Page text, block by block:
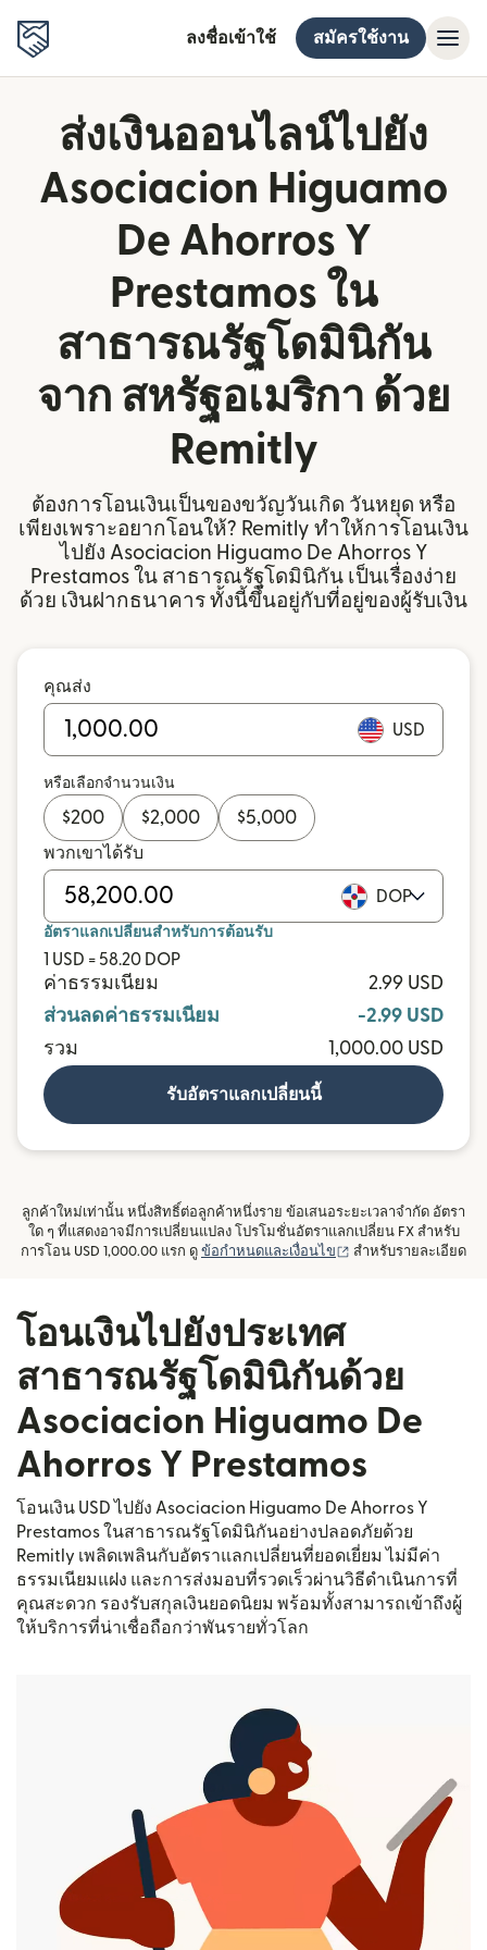
ลงชื่อเข้าใช้ สมัครใช้งาน
ส่งเงินออนไลน์ไปยัง
Asociacion Higuamo
De Ahorros Y
Prestamos ใน
สาธารณรัฐโดมินิกัน
จาก สหรัฐอเมริกา ด้วย
Remitly
ต้องการโอนเงินเป็นของขวัญวันเกิด วันหยุด หรือ
เพียงเพราะอยากโอนให้? Remitly ทำให้การโอนเงิน
ไปยัง Asociacion Higuamo De Ahorros Y
Prestamos ใน สาธารณรัฐโดมินิกัน เป็นเรื่องง่าย
ด้วย เงินฝากธนาคาร ทั้งนี้ขึ้นอยู่กับที่อยู่ของผู้รับเงิน
คุณส่ง
USD
หรือเลือกจำนวนเงิน
$200 $2,000 $5,000
พวกเขาได้รับ
DOP
อัตราแลกเปลี่ยนสำหรับการต้อนรับ
1 USD = 58.20 DOP
ค่าธรรมเนียม
2.99 USD
ส่วนลดค่าธรรมเนียม
-2.99 USD
รวม
1,000.00 USD
รับอัตราแลกเปลี่ยนนี้
ลูกค้าใหม่เท่านั้น หนึ่งสิทธิ์ต่อลูกค้าหนึ่งราย ข้อเสนอระยะเวลาจำกัด อัตรา
ใด ๆ ที่แสดงอาจมีการเปลี่ยนแปลง โปรโมชั่นอัตราแลกเปลี่ยน FX สำหรับ
การโอน USD 1,000.00 แรก ดู ข้อกำหนดและเงื่อนไข (เปิดในหน้าต่างใหม่)
สำหรับรายละเอียด
โอนเงินไปยังประเทศ
สาธารณรัฐโดมินิกันด้วย
Asociacion Higuamo De
Ahorros Y Prestamos
โอนเงิน USD ไปยัง Asociacion Higuamo De Ahorros Y
Prestamos ในสาธารณรัฐโดมินิกันอย่างปลอดภัยด้วย
Remitly เพลิดเพลินกับอัตราแลกเปลี่ยนที่ยอดเยี่ยม ไม่มีค่า
ธรรมเนียมแฝง และการส่งมอบที่รวดเร็วผ่านวิธีดำเนินการที่
คุณสะดวก รองรับสกุลเงินยอดนิยม พร้อมทั้งสามารถเข้าถึงผู้
ให้บริการที่น่าเชื่อถือกว่าพันรายทั่วโลก